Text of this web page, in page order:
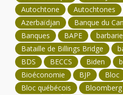
Autochtone
Autochtones
Azerbaïdjan
Banque du
Banques
BAPE barbarie
Bataille de Billings Bridge
BDS
BECCS Biden
Bioéconomie
BJP Bloc
Bloc québécois
Bloomberg